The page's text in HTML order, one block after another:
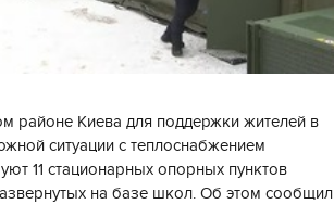
районе Киева для поддержки жителей в
ситуации с теплоснабжением
11 стационарных опорных пунктов
на базе школ. Об этом сообщил